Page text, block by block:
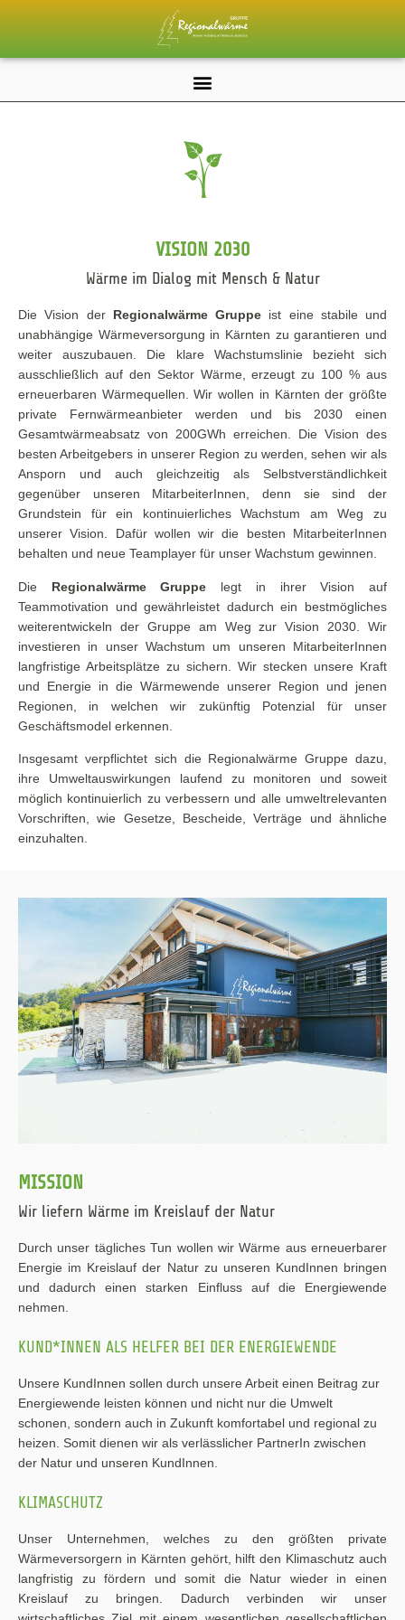
VISION 2030
Wärme im Dialog mit Mensch & Natur
Die Vision der Regionalwärme Gruppe ist eine stabile und
unabhängige Wärmeversorgung in Kärnten zu garantieren und
weiter auszubauen. Die klare Wachstumslinie bezieht sich
ausschließlich auf den Sektor Wärme, erzeugt zu 100 % aus
erneuerbaren Wärmequellen. Wir wollen in Kärnten der größte
private Fernwärmeanbieter werden und bis 2030 einen
Gesamtwärmeabsatz von 200GWh erreichen. Die Vision des
besten Arbeitgebers in unserer Region zu werden, sehen wir als
Ansporn und auch gleichzeitig als Selbstverständlichkeit
gegenüber unseren MitarbeiterInnen, denn sie sind der
Grundstein für ein kontinuierliches Wachstum am Weg zu
unserer Vision. Dafür wollen wir die besten MitarbeiterInnen
behalten und neue Teamplayer für unser Wachstum gewinnen.
Die Regionalwärme Gruppe legt in ihrer Vision auf
Teammotivation und gewährleistet dadurch ein bestmögliches
weiterentwickeln der Gruppe am Weg zur Vision 2030. Wir
investieren in unser Wachstum um unseren MitarbeiterInnen
langfristige Arbeitsplätze zu sichern. Wir stecken unsere Kraft
und Energie in die Wärmewende unserer Region und jenen
Regionen, in welchen wir zukünftig Potenzial für unser
Geschäftsmodel erkennen.
Insgesamt verpflichtet sich die Regionalwärme Gruppe dazu,
ihre Umweltauswirkungen laufend zu monitoren und soweit
möglich kontinuierlich zu verbessern und alle umweltrelevanten
Vorschriften, wie Gesetze, Bescheide, Verträge und ähnliche
einzuhalten.
MISSION
Wir liefern Wärme im Kreislauf der Natur
Durch unser tägliches Tun wollen wir Wärme aus erneuerbarer
Energie im Kreislauf der Natur zu unseren KundInnen bringen
und dadurch einen starken Einfluss auf die Energiewende
nehmen.
KUND*INNEN ALS HELFER BEI DER ENERGIEWENDE
Unsere KundInnen sollen durch unsere Arbeit einen Beitrag zur
Energiewende leisten können und nicht nur die Umwelt
schonen, sondern auch in Zukunft komfortabel und regional zu
heizen. Somit dienen wir als verlässlicher PartnerIn zwischen
der Natur und unseren KundInnen.
KLIMASCHUTZ
Unser Unternehmen, welches zu den größten private
Wärmeversorgern in Kärnten gehört, hilft den Klimaschutz auch
langfristig zu fördern und somit die Natur wieder in einen
Kreislauf zu bringen. Dadurch verbinden wir unser